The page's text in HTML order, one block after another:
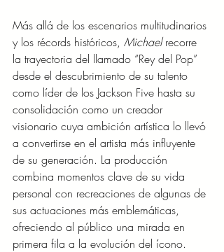
Más allá de los escenarios multitudinarios
y los récords históricos, Michael recorre
la trayectoria del llamado “Rey del Pop”
desde el descubrimiento de su talento
como líder de los Jackson Five hasta su
consolidación como un creador
visionario cuya ambición artística lo llevó
a convertirse en el artista más influyente
de su generación. La producción
combina momentos clave de su vida
personal con recreaciones de algunas de
sus actuaciones más emblemáticas,
ofreciendo al público una mirada en
primera fila a la evolución del ícono.